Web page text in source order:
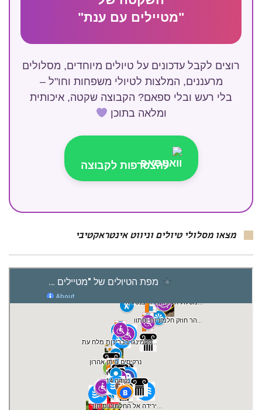
"מטיילים עם ענת"
רוצים לקבל עדכונים על טיולים מיוחדים, מסלולים
מרעננים, המלצות לטיולי משפחות וחו"ל –
בלי רעש ובלי ספאם? הקבוצה שקטה, איכותית
ומלאה בתוכן
להצטרפות לקבוצה
מצאו מסלולי טיולים וניווט אינטראקטיבי